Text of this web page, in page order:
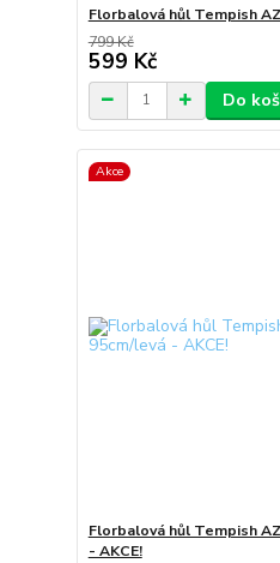
Florbalová hůl Tempish
799 Kč
599 Kč
Do
Akce
Florbalová hůl Tempish
- AKCE!